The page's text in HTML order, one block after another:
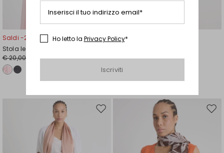
Saldi -25%
Stola leggera
€ 20,00
€ 15,00
Saldi -25%
€ 20,00 € 15,00
Sposta
Inserisci il tuo indirizzo email*
Ho letto la Privacy Policy*
Iscriviti